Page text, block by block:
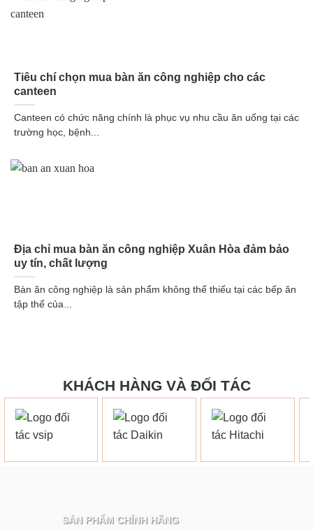
Tiêu chí chọn mua bàn ăn công nghiệp cho các
canteen
Canteen có chức năng chính là phục vụ nhu cầu ăn uống tại các
trường học, bệnh...
Địa chỉ mua bàn ăn công nghiệp Xuân Hòa đảm bảo
uy tín, chất lượng
Bàn ăn công nghiệp là sản phẩm không thể thiếu tại các bếp ăn
tập thể của...
KHÁCH HÀNG VÀ ĐỐI TÁC
SẢN PHẨM CHÍNH HÃNG